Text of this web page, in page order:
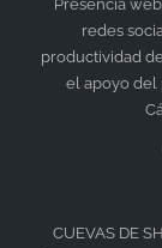
Presencia
redes
productividad
el apoyo del
CUEVAS DE